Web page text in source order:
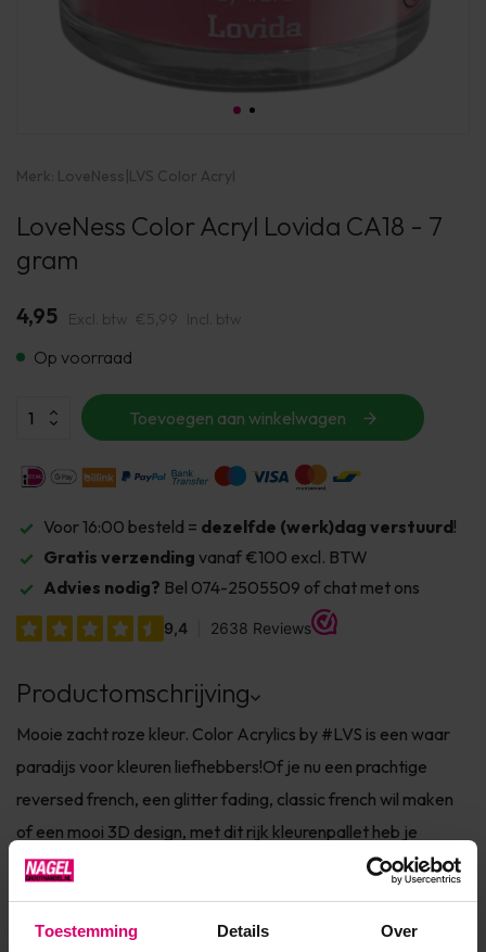
Toestemming Details Over
Merk: LoveNess|LVS Color Acryl
LoveNess Color Acryl Lovida CA18 - 7
gram
4,95 Excl. btw €5,99 Incl. btw
Op voorraad
Toevoegen aan winkelwagen
Voor 16:00 besteld = dezelfde (werk)dag verstuurd!
Gratis verzending vanaf €100 excl. BTW
Advies nodig? Bel 074-2505509 of chat met ons
Productomschrijving
Mooie zacht roze kleur. Color Acrylics by #LVS is een waar
paradijs voor kleuren liefhebbers!Of je nu een prachtige
reversed french, een glitter fading, classic french wil maken
of een mooi 3D design, met dit rijk kleurenpallet heb je
duizenden mogelijkheden! Indien je met een van de Color
Acryl kleuren wil verlengen, zorg dan altijd voor een bas...
Toon meer